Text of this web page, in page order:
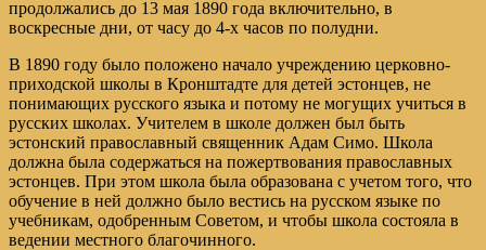
продолжались до 13 мая 1890 года включительно, в
воскресные дни, от часу до 4-х часов по полудни.
В 1890 году было положено начало учреждению церковно-
приходской школы в Кронштадте для детей эстонцев, не
понимающих русского языка и потому не могущих учиться в
русских школах. Учителем в школе должен был быть
эстонский православный священник Адам Симо. Школа
должна была содержаться на пожертвования православных
эстонцев. При этом школа была образована с учетом того, что
обучение в ней должно было вестись на русском языке по
учебникам, одобренным Советом, и чтобы школа состояла в
ведении местного благочинного.